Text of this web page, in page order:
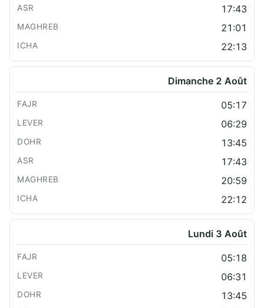
17:43
21:01
22:13
Dimanche 2 Août
05:17
06:29
13:45
17:43
20:59
22:12
Lundi 3 Août
05:18
06:31
13:45